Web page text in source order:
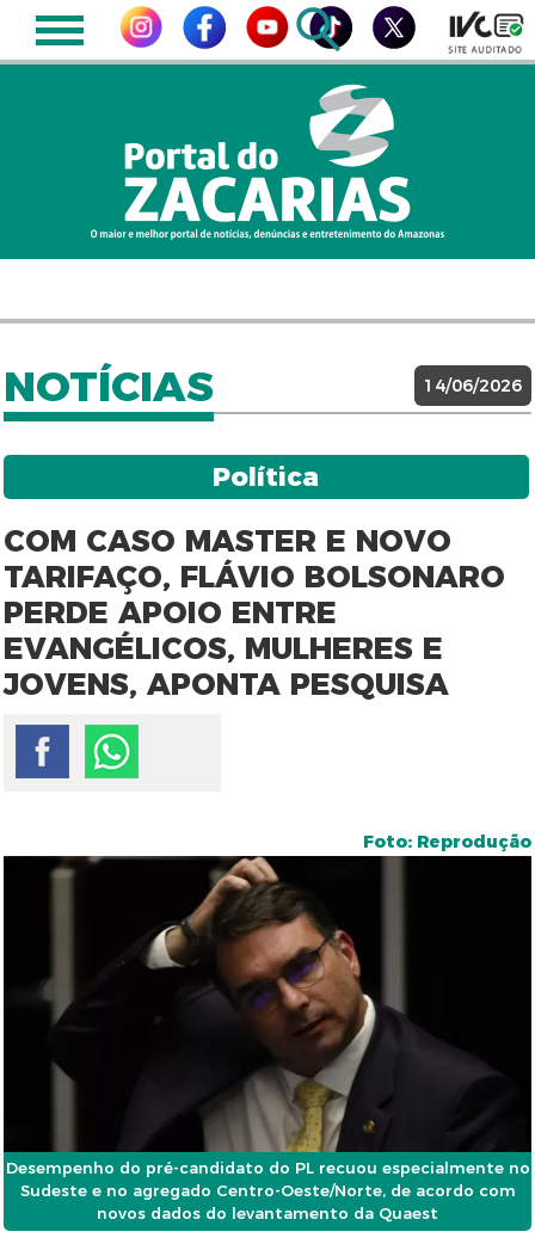
NOTÍCIAS 14/06/2026
Política
COM CASO MASTER E NOVO
TARIFAÇO, FLÁVIO BOLSONARO
PERDE APOIO ENTRE
EVANGÉLICOS, MULHERES E
JOVENS, APONTA PESQUISA
Foto: Reprodução
Desempenho do pré-candidato do PL recuou especialmente no
Sudeste e no agregado Centro-Oeste/Norte, de acordo com
novos dados do levantamento da Quaest